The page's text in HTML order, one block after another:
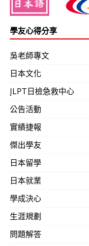
學友心得分享
吳老師專文
日本文化
JLPT日檢急救中心
公告活動
實績捷報
傑出學友
日本留學
日本就業
學成決心
生涯規劃
問題解答